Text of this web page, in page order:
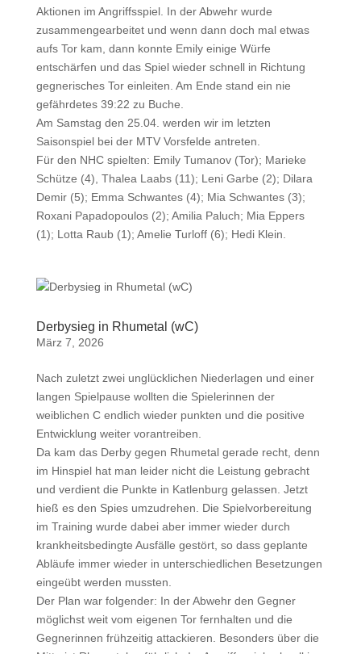
Aktionen im Angriffsspiel. In der Abwehr wurde
zusammengearbeitet und wenn dann doch mal etwas
aufs Tor kam, dann konnte Emily einige Würfe
entschärfen und das Spiel wieder schnell in Richtung
gegnerisches Tor einleiten. Am Ende stand ein nie
gefährdetes 39:22 zu Buche.
Am Samstag den 25.04. werden wir im letzten
Saisonspiel bei der MTV Vorsfelde antreten.
Für den NHC spielten: Emily Tumanov (Tor); Marieke
Schütze (4), Thalea Laabs (11); Leni Garbe (2); Dilara
Demir (5); Emma Schwantes (4); Mia Schwantes (3);
Roxani Papadopoulos (2); Amilia Paluch; Mia Eppers
(1); Lotta Raub (1); Amelie Turloff (6); Hedi Klein.
Derbysieg in Rhumetal (wC)
März 7, 2026
Nach zuletzt zwei unglücklichen Niederlagen und einer
langen Spielpause wollten die Spielerinnen der
weiblichen C endlich wieder punkten und die positive
Entwicklung weiter vorantreiben.
Da kam das Derby gegen Rhumetal gerade recht, denn
im Hinspiel hat man leider nicht die Leistung gebracht
und verdient die Punkte in Katlenburg gelassen. Jetzt
hieß es den Spies umzudrehen. Die Spielvorbereitung
im Training wurde dabei aber immer wieder durch
krankheitsbedingte Ausfälle gestört, so dass geplante
Abläufe immer wieder in unterschiedlichen Besetzungen
eingeübt werden mussten.
Der Plan war folgender: In der Abwehr den Gegner
möglichst weit vom eigenen Tor fernhalten und die
Gegnerinnen frühzeitig attackieren. Besonders über die